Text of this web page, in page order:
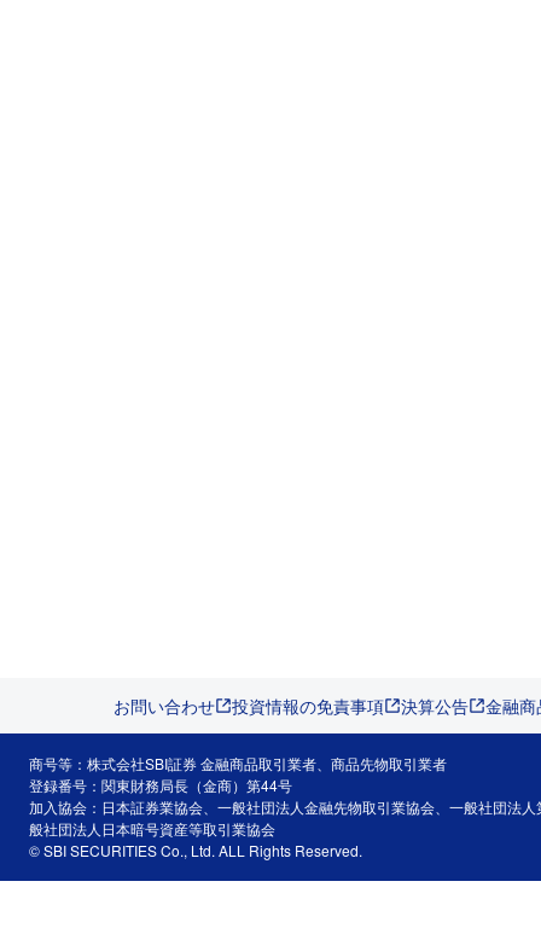
お問い合わせ 投資情報の免責事項 決算公告 金融
商号等：株式会社SBI証券 金融商品取引業者、商品先物取引業者
登録番号：関東財務局長（金商）第44号
加入協会：日本証券業協会、一般社団法人金融先物取引業協会、一般社団法
般社団法人日本暗号資産等取引業協会
© SBI SECURITIES Co., Ltd. ALL Rights Reserved.